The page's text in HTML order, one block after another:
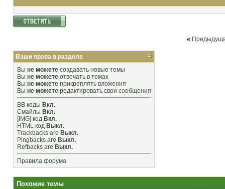
«
Ваши права в разделе
Вы не можете создавать новые темы
Вы не можете отвечать в темах
Вы не можете прикреплять вложения
Вы не можете редактировать свои сообщения
BB коды Вкл.
Смайлы Вкл.
[IMG] код Вкл.
HTML код Выкл.
Trackbacks are Выкл.
Pingbacks are Выкл.
Refbacks are Выкл.
Правила форума
Похожие темы